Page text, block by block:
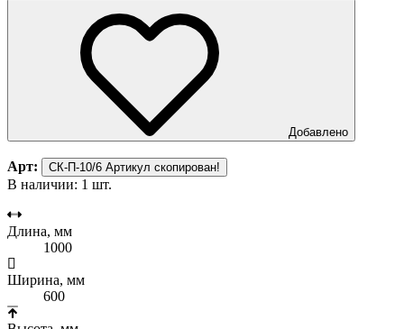
Добавлено
Арт: СК-П-10/6 Артикул скопирован!
В наличии: 1 шт.
Длина, мм
1000
Ширина, мм
600